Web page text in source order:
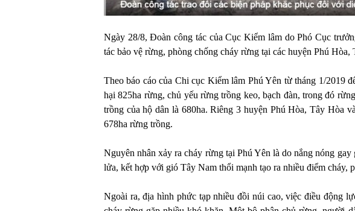
Ngày 28/8, Đoàn công tác của Cục Kiểm lâm do Phó Cục
tác bảo vệ rừng, phòng chống cháy rừng tại các huyện Phú
Theo báo cáo của Chi cục Kiểm lâm Phú Yên từ tháng 1/2019
hại 825ha rừng, chủ yếu rừng trồng keo, bạch đàn, trong đó
trồng của hộ dân là 680ha. Riêng 3 huyện Phú Hòa, Tây Hòa
678ha rừng trồng.
Nguyên nhân xảy ra cháy rừng tại Phú Yên là do nắng nóng
lửa, kết hợp với gió Tây Nam thổi mạnh tạo ra nhiều điểm cháy,
Ngoài ra, địa hình phức tạp nhiều đồi núi cao, việc điều động